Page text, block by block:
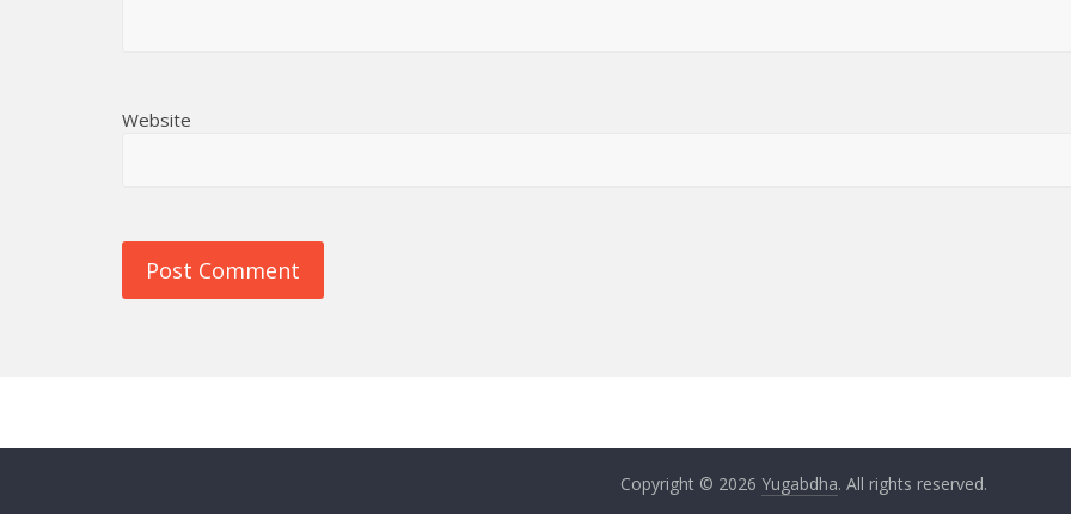
Website
Copyright © 2026 Yugabdha. All rights reserved.